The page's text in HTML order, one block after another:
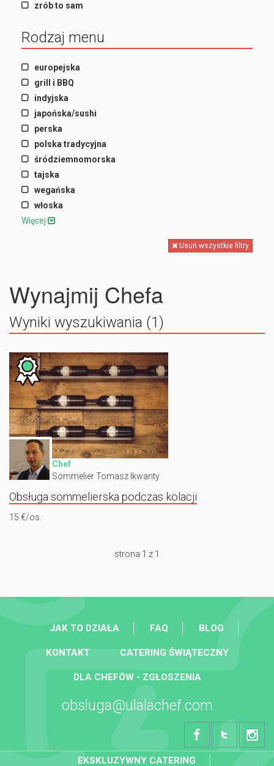
zrób to sam
Rodzaj menu
europejska
grill i BBQ
indyjska
japońska/sushi
perska
polska tradycyjna
śródziemnomorska
tajska
wegańska
włoska
Więcej
Usuń wszystkie filtry
Wynajmij Chefa
Wyniki wyszukiwania (1)
Chef
Sommelier Tomasz Ikwanty
Obsługa sommelierska podczas kolacji
15 €/os.
strona 1 z 1
JAK TO DZIAŁA FAQ BLOG
KONTAKT CATERING ŚWIĄTECZNY
DLA CHEFÓW - ZGŁOSZENIA
obsluga@ulalachef.com
EKSKLUZYWNY CATERING